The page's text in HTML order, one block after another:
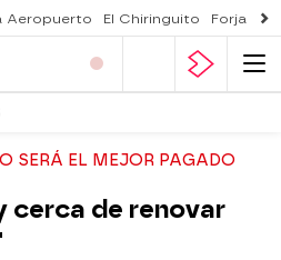
Aeropuerto El Chiringuito Forjado
SERÁ EL MEJOR PAGADO
cerca de renovar